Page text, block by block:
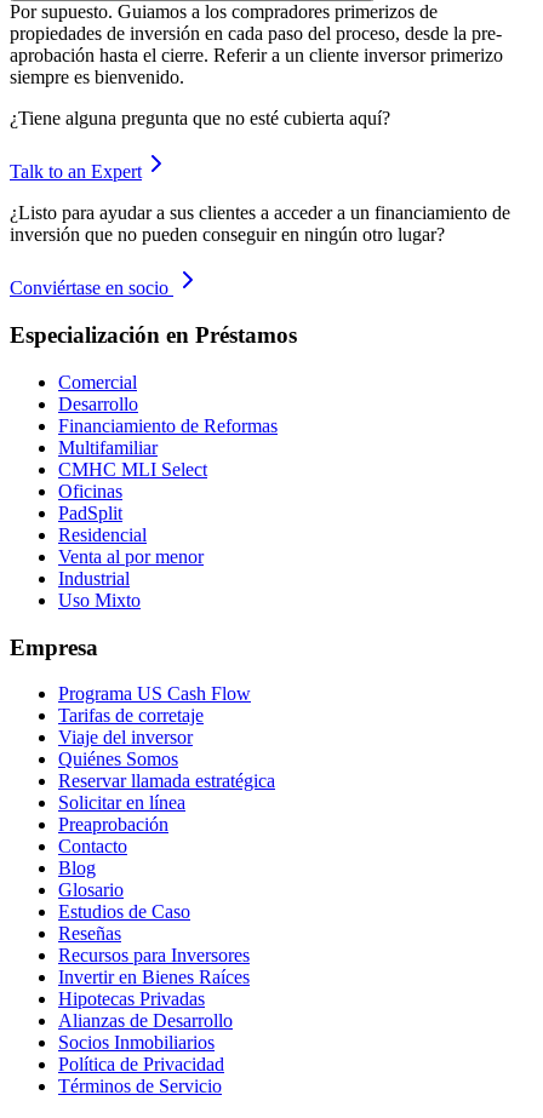
Por supuesto. Guiamos a los compradores primerizos de
propiedades de inversión en cada paso del proceso, desde la pre-
aprobación hasta el cierre. Referir a un cliente inversor primerizo
siempre es bienvenido.
¿Tiene alguna pregunta que no esté cubierta aquí?
Talk to an Expert
¿Listo para ayudar a sus clientes a acceder a un financiamiento de
inversión que no pueden conseguir en ningún otro lugar?
Conviértase en socio
Especialización en Préstamos
Comercial
Desarrollo
Financiamiento de Reformas
Multifamiliar
CMHC MLI Select
Oficinas
PadSplit
Residencial
Venta al por menor
Industrial
Uso Mixto
Empresa
Programa US Cash Flow
Tarifas de corretaje
Viaje del inversor
Quiénes Somos
Reservar llamada estratégica
Solicitar en línea
Preaprobación
Contacto
Blog
Glosario
Estudios de Caso
Reseñas
Recursos para Inversores
Invertir en Bienes Raíces
Hipotecas Privadas
Alianzas de Desarrollo
Socios Inmobiliarios
Política de Privacidad
Términos de Servicio